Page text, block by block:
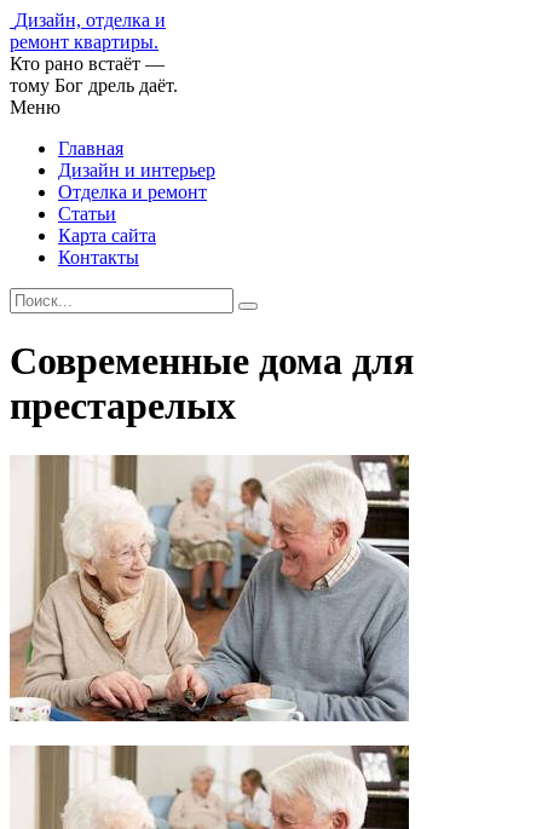
Дизайн, отделка и
ремонт квартиры.
Кто рано встаёт —
тому Бог дрель даёт.
Меню
Главная
Дизайн и интерьер
Отделка и ремонт
Статьи
Карта сайта
Контакты
Современные дома для
престарелых